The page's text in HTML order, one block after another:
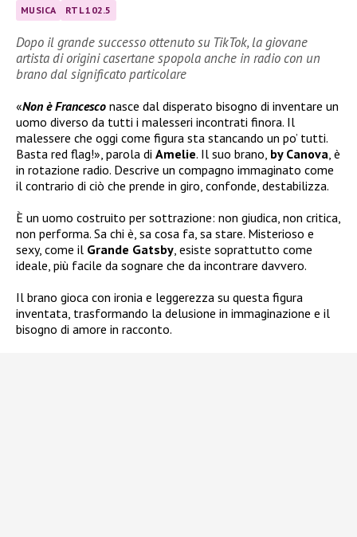
MUSICA RTL 102.5
Dopo il grande successo ottenuto su TikTok, la giovane
artista di origini casertane spopola anche in radio con un
brano dal significato particolare
«Non è Francesco nasce dal disperato bisogno di inventare un
uomo diverso da tutti i malesseri incontrati finora. Il
malessere che oggi come figura sta stancando un po’ tutti.
Basta red flag!», parola di Amelie. Il suo brano, by Canova , è
in rotazione radio. Descrive un compagno immaginato come
il contrario di ciò che prende in giro, confonde, destabilizza.
È un uomo costruito per sottrazione: non giudica, non critica,
non performa. Sa chi è, sa cosa fa, sa stare. Misterioso e
sexy, come il Grande Gatsby , esiste soprattutto come
ideale, più facile da sognare che da incontrare davvero.
Il brano gioca con ironia e leggerezza su questa figura
inventata, trasformando la delusione in immaginazione e il
bisogno di amore in racconto.